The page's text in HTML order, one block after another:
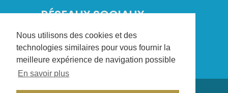
Nous utilisons des cookies et des
technologies similaires pour vous fournir la
meilleure expérience de navigation possible
En savoir plus
RÉSEAUX SOCIAUX